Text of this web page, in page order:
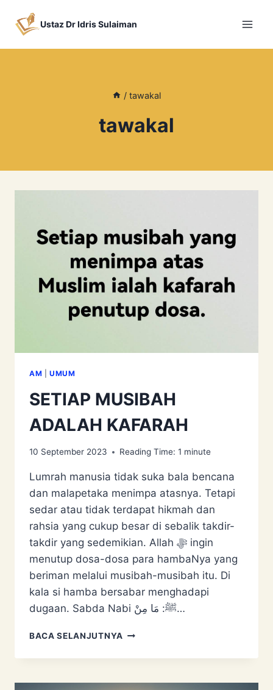
Ustaz Dr Idris Sulaiman
/ tawakal
tawakal
AM UMUM
SETIAP MUSIBAH
ADALAH KAFARAH
10 September 2023 Reading Time: 1 minute
Lumrah manusia tidak suka bala bencana
dan malapetaka menimpa atasnya. Tetapi
sedar atau tidak terdapat hikmah dan
rahsia yang cukup besar di sebalik takdir-
takdir yang sedemikian. Allah ﷻ ingin
menutup dosa-dosa para hambaNya yang
beriman melalui musibah-musibah itu. Di
kala si hamba bersabar menghadapi
dugaan. Sabda Nabi ﷺ: مَا ‌مِنْ…
BACA SELANJUTNYA SETIAP
ADALAH